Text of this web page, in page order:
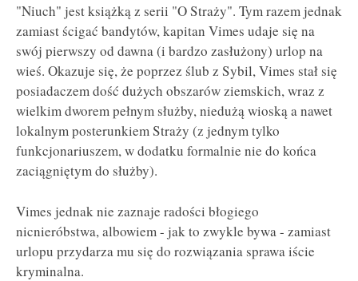
"Niuch" jest książką z serii "O Straży". Tym razem jednak
zamiast ścigać bandytów, kapitan Vimes udaje się na
swój pierwszy od dawna (i bardzo zasłużony) urlop na
wieś. Okazuje się, że poprzez ślub z Sybil, Vimes stał się
posiadaczem dość dużych obszarów ziemskich, wraz z
wielkim dworem pełnym służby, niedużą wioską a nawet
lokalnym posterunkiem Straży (z jednym tylko
funkcjonariuszem, w dodatku formalnie nie do końca
zaciągniętym do służby).
Vimes jednak nie zaznaje radości błogiego
nicnieróbstwa, albowiem - jak to zwykle bywa - zamiast
urlopu przydarza mu się do rozwiązania sprawa iście
kryminalna.